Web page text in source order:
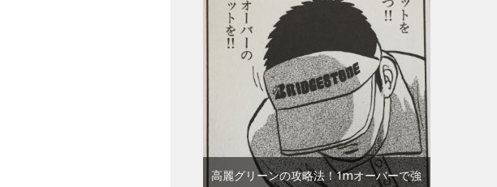
高麗グリーンの攻略法！1mオーバーで強